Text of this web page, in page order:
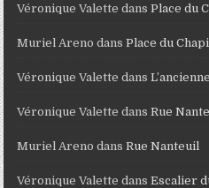
Véronique Valette dansPlace du
Muriel Areno dansPlace du
Véronique Valette dans
Véronique Valette dansRue
Muriel Areno dansRue Nanteuil
Véronique Valette dansEscalier